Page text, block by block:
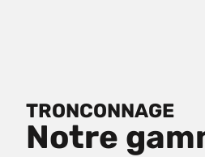
TRONCONNAGE
Notre